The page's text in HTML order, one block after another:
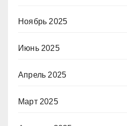
Ноябрь 2025
Июнь 2025
Апрель 2025
Март 2025